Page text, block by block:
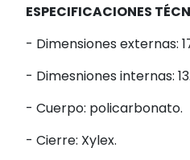
ESPECIFICACIONES
- Dimensiones externas:
- Dimesniones internas:
- Cuerpo: policarbonato.
- Cierre: Xylex.